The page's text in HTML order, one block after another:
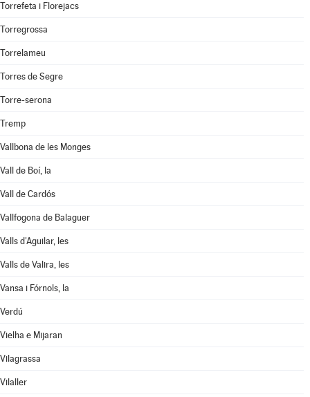
Torrefeta i Florejacs
Torregrossa
Torrelameu
Torres de Segre
Torre-serona
Tremp
Vallbona de les Monges
Vall de Boí, la
Vall de Cardós
Vallfogona de Balaguer
Valls d'Aguilar, les
Valls de Valira, les
Vansa i Fórnols, la
Verdú
Vielha e Mijaran
Vilagrassa
Vilaller